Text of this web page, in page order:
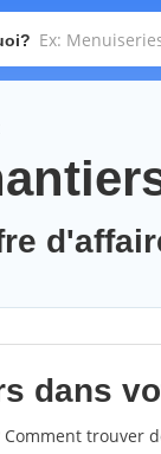
dans
trouver